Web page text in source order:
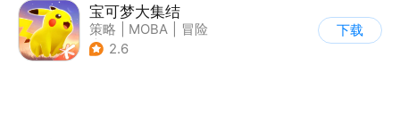
宝可梦大集结
策略 MOBA
冒险
| 精灵宝可梦
2.6
下载